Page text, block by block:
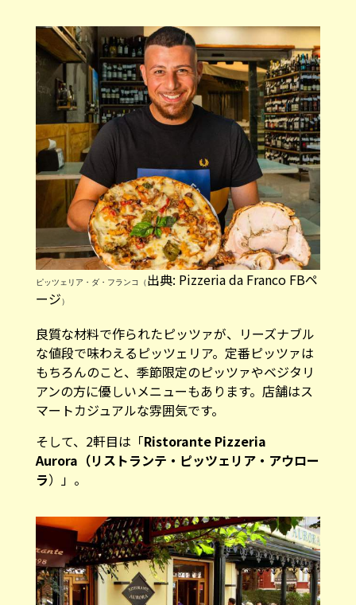
ピッツェリア・ダ・フランコ（出典: Pizzeria da Franco FBペ
ージ）
良質な材料で作られたピッツァが、リーズナブル
な値段で味わえるピッツェリア。定番ピッツァは
もちろんのこと、季節限定のピッツァやベジタリ
アンの方に優しいメニューもあります。店舗はス
マートカジュアルな雰囲気です。
そして、2軒目は「Ristorante Pizzeria
Aurora（リストランテ・ピッツェリア・アウロー
ラ）」。